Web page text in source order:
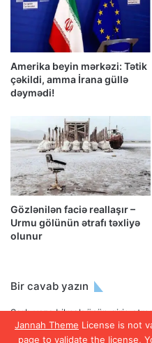
Jannah Theme License is not
page to validate the license,
Amerika beyin mərkəzi: Tətik
çəkildi, amma İrana güllə
dəymədi!
Gözlənilən faciə reallaşır –
Urmu gölünün ətrafı təxliyə
olunur
Bir cavab yazın
Şərh yaza bilmək üçüngiriş